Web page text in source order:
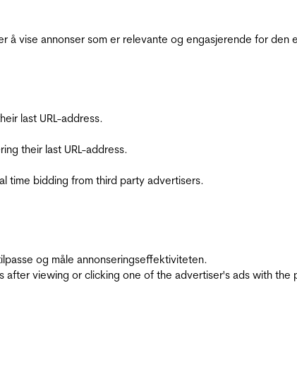
vise annonser som er relevante og engasjerende for
last URL-address.
their last URL-address.
time bidding from third party advertisers.
og måle annonseringseffektiviteten.
viewing or clicking one of the advertiser's ads with